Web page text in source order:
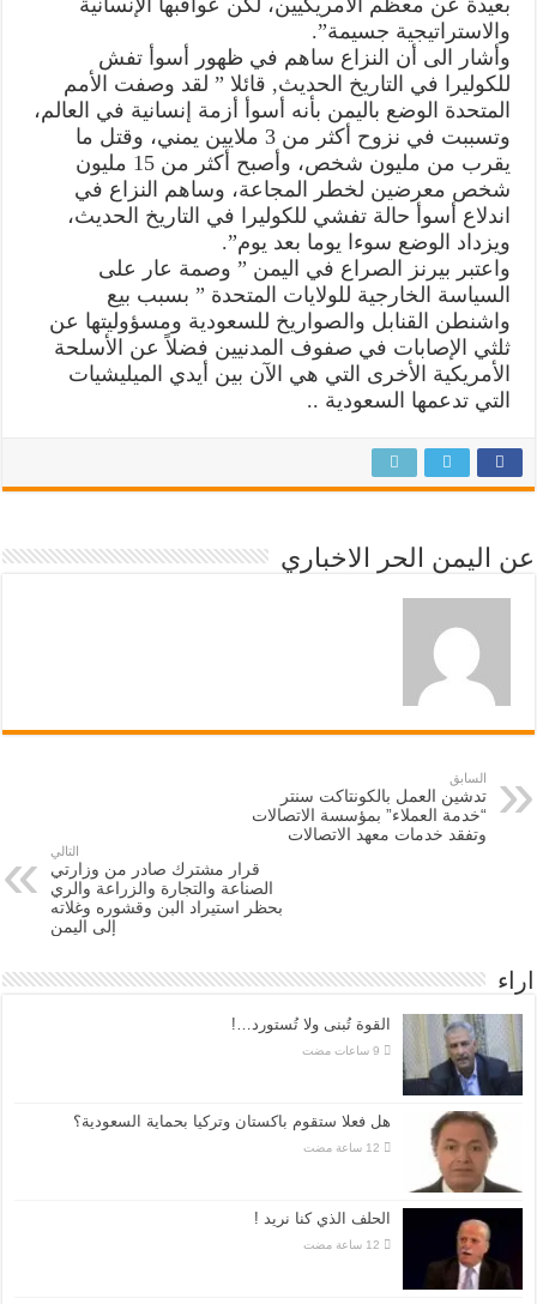
والاستراتيجية جسيمة”.
وأشار الى أن النزاع ساهم في ظهور أسوأ تفش
للكوليرا في التاريخ الحديث, قائلا ” لقد وصفت الأمم
المتحدة الوضع باليمن بأنه أسوأ أزمة إنسانية في العالم،
وتسببت في نزوح أكثر من 3 ملايين يمني، وقتل ما
يقرب من مليون شخص، وأصبح أكثر من 15 مليون
شخص معرضين لخطر المجاعة، وساهم النزاع في
اندلاع أسوأ حالة تفشي للكوليرا في التاريخ الحديث،
ويزداد الوضع سوءا يوما بعد يوم”.
واعتبر بيرنز الصراع في اليمن ” وصمة عار على
السياسة الخارجية للولايات المتحدة ” بسبب بيع
واشنطن القنابل والصواريخ للسعودية ومسؤوليتها عن
ثلثي الإصابات في صفوف المدنيين فضلاً عن الأسلحة
الأمريكية الأخرى التي هي الآن بين أيدي الميليشيات
التي تدعمها السعودية ..
عن اليمن الحر الاخباري
السابق
تدشين العمل بالكونتاكت سنتر
“خدمة العملاء” بمؤسسة الاتصالات
وتفقد خدمات معهد الاتصالات
التالي
قرار مشترك صادر من وزارتي
الصناعة والتجارة والزراعة والري
بحظر استيراد البن وقشوره وغلاته
إلى اليمن
اراء
القوة تُبنى ولا تُستورد…!
هل فعلا ستقوم باكستان وتركيا بحماية السعودية؟
الحلف الذي كنا نريد !